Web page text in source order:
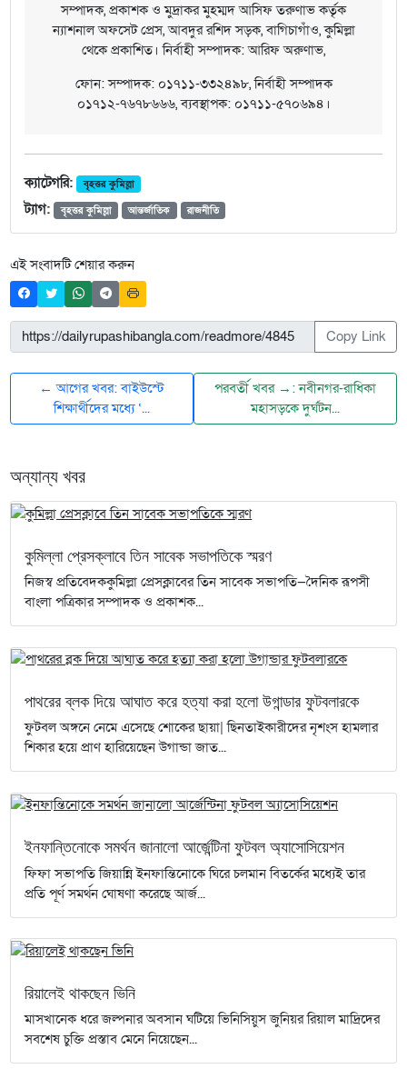
সম্পাদক, প্রকাশক ও মুদ্রাকর মুহম্মদ আসিফ তরুণাভ কর্তৃক
ন্যাশনাল অফসেট প্রেস, আবদুর রশিদ সড়ক, বাগিচাগাঁও, কুমিল্লা
থেকে প্রকাশিত। নির্বাহী সম্পাদক: আরিফ অরুণাভ,
ফোন: সম্পাদক: ০১৭১১-৩৩২৪৯৮, নির্বাহী সম্পাদক
০১৭১২-৭৬৭৮৬৬৬, ব্যবস্থাপক: ০১৭১১-৫৭০৬৯৪।
ক্যাটেগরি: বৃহত্তর কুমিল্লা
ট্যাগ: বৃহত্তর কুমিল্লা আন্তর্জাতিক রাজনীতি
এই সংবাদটি শেয়ার করুন
Copy Link
← আগের খবর: বাইউস্টে
শিক্ষার্থীদের মধ্যে ‘...
পরবর্তী খবর →: নবীনগর-রাধিকা
মহাসড়কে দুর্ঘটন...
অন্যান্য খবর
কুমিল্লা প্রেসক্লাবে তিন সাবেক সভাপতিকে স্মরণ
নিজস্ব প্রতিবেদককুমিল্লা প্রেসক্লাবের তিন সাবেক সভাপতি—দৈনিক রূপসী
বাংলা পত্রিকার সম্পাদক ও প্রকাশক...
পাথরের ব্লক দিয়ে আঘাত করে হত্যা করা হলো উগান্ডার ফুটবলারকে
ফুটবল অঙ্গনে নেমে এসেছে শোকের ছায়া| ছিনতাইকারীদের নৃশংস হামলার
শিকার হয়ে প্রাণ হারিয়েছেন উগান্ডা জাত...
ইনফান্তিনোকে সমর্থন জানালো আর্জেন্টিনা ফুটবল অ্যাসোসিয়েশন
ফিফা সভাপতি জিয়ান্নি ইনফান্তিনোকে ঘিরে চলমান বিতর্কের মধ্যেই তার
প্রতি পূর্ণ সমর্থন ঘোষণা করেছে আর্জ...
রিয়ালেই থাকছেন ভিনি
মাসখানেক ধরে জল্পনার অবসান ঘটিয়ে ভিনিসিয়ুস জুনিয়র রিয়াল মাদ্রিদের
সবশেষ চুক্তি প্রস্তাব মেনে নিয়েছেন...